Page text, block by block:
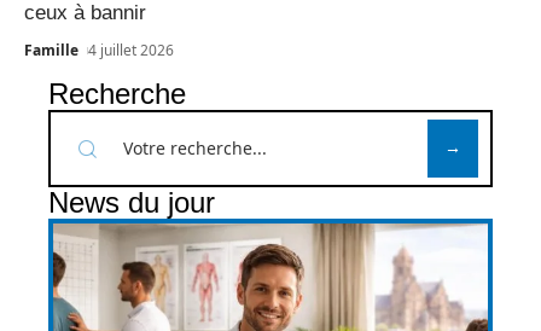
ceux à bannir
Famille 4 juillet 2026
Recherche
News du jour